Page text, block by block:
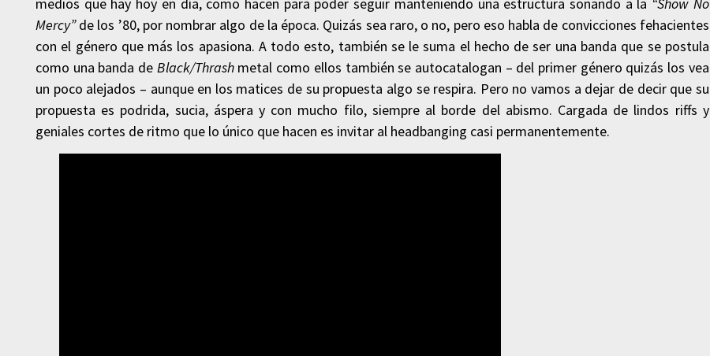
Mercy”de los ’80, por nombrar algo de la época. Quizás sea raro, o no, pero eso habla de convicciones fehacientes
con el género que más los apasiona. A todo esto, también se le suma el hecho de ser una banda que se postula
como una banda de Black/Thrashmetal como ellos también se autocatalogan – del primer género quizás los vea
un poco alejados – aunque en los matices de su propuesta algo se respira. Pero no vamos a dejar de decir que su
propuesta es podrida, sucia, áspera y con mucho filo, siempre al borde del abismo. Cargada de lindos riffs y
geniales cortes de ritmo que lo único que hacen es invitar al headbanging casi permanentemente.